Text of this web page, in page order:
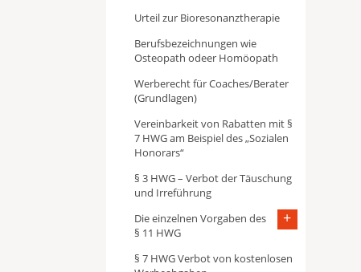
Urteil zur Bioresonanztherapie
Berufsbezeichnungen wie
Osteopath odeer Homöopath
Werberecht für Coaches/Berater
(Grundlagen)
Vereinbarkeit von Rabatten mit §
7 HWG am Beispiel des „Sozialen
Honorars“
§ 3 HWG – Verbot der Täuschung
und Irreführung
Die einzelnen Vorgaben des
§ 11 HWG
§ 7 HWG Verbot von kostenlosen